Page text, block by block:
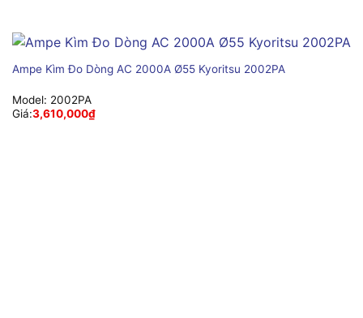
Ampe Kìm Đo Dòng AC 2000A Ø55 Kyoritsu 2002PA
Model: 2002PA
Giá:3,610,000₫